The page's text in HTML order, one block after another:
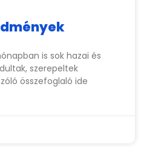
is sok hazai és
szerepeltek
összefoglaló ide